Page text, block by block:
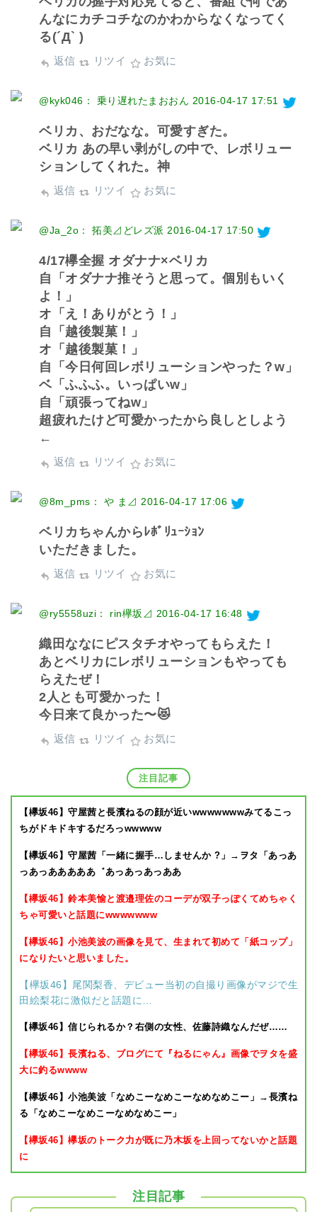
んなにカチコチなのかわからなくなってく
る(´Д` )
返信 リツイ お気に
@kyk046： 乗り遅れたまおおん 2016-04-17 17:51
ベリカ、おだなな。可愛すぎた。
ベリカ あの早い剥がしの中で、レボリュー
ションしてくれた。神
返信 リツイ お気に
@Ja_2o： 拓美⊿どレズ派 2016-04-17 17:50
4/17欅全握 オダナナ×ベリカ
自「オダナナ推そうと思って。個別もいく
よ！」
オ「え！ありがとう！」
自「越後製菓！」
オ「越後製菓！」
自「今日何回レボリューションやった？w」
ベ「ふふふ。いっぱいw」
自「頑張ってねw」
超疲れたけど可愛かったから良しとしよう
←
返信 リツイ お気に
@8m_pms： や ま⊿ 2016-04-17 17:06
ベリカちゃんからﾚﾎﾞﾘｭｰｼｮﾝ
いただきました。
返信 リツイ お気に
@ry5558uzi： rin欅坂⊿ 2016-04-17 16:48
織田ななにピスタチオやってもらえた！
あとベリカにレボリューションもやっても
らえたぜ！
2人とも可愛かった！
今日来て良かった〜😻
返信 リツイ お気に
注目記事
【欅坂46】守屋茜と長濱ねるの顔が近いwwwwwwwみてるこっ
ちがドキドキするだろっwwwww
【欅坂46】守屋茜「一緒に握手…しませんか ?」→ヲタ「あっあ
っあっあああああ゛あっあっあっああ
【欅坂46】鈴本美愉と渡邉理佐のコーデが双子っぽくてめちゃく
ちゃ可愛いと話題にwwwwwww
【欅坂46】小池美波の画像を見て、生まれて初めて「紙コップ」
になりたいと思いました。
【欅坂46】尾関梨香、デビュー当初の自撮り画像がマジで生
田絵梨花に激似だと話題に…
【欅坂46】信じられるか？右側の女性、佐藤詩織なんだぜ……
【欅坂46】長濱ねる、ブログにて『ねるにゃん』画像でヲタを盛
大に釣るwwww
【欅坂46】小池美波「なめこーなめこーなめなめこー」→長濱ね
る「なめこーなめこーなめなめこー」
【欅坂46】欅坂のトーク力が既に乃木坂を上回ってないかと話題
に
注目記事